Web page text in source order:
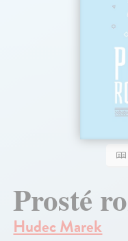
Prosté
Hudec Marek